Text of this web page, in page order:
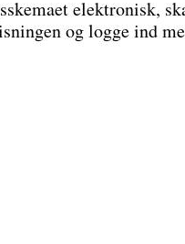
elektronisk,
og logge ind